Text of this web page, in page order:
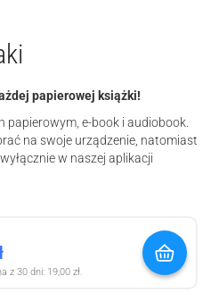
papierowej książki!
e-book i audiobook.
na swoje urządzenie, natomiast
w naszej aplikacji
z 30 dni: 19,00 zł.